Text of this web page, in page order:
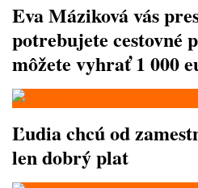
Eva Máziková vás
potrebujete cestovné
môžete vyhrať 1 000
Ľudia chcú od
len dobrý plat